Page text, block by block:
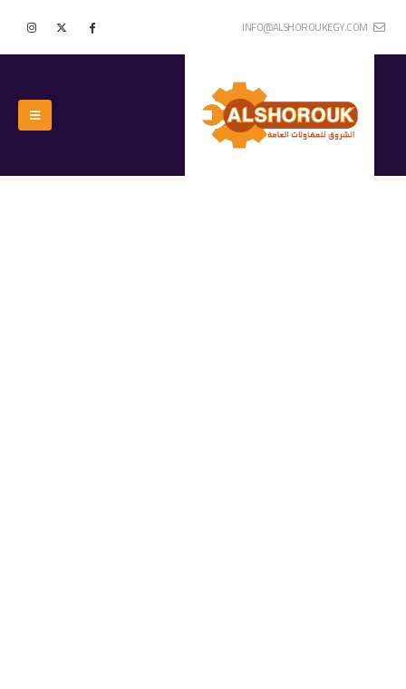
INFO@ALSHOROUKEGY.COM